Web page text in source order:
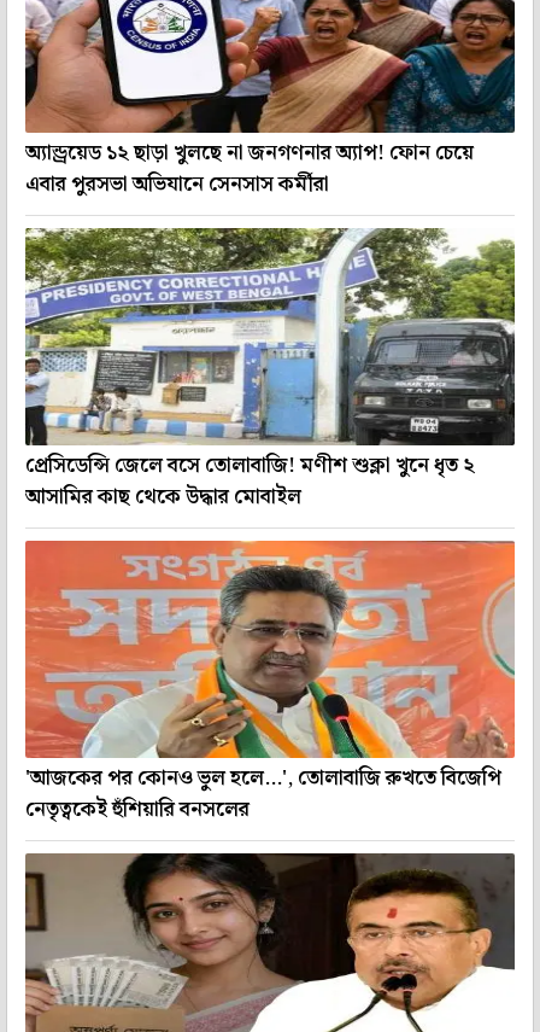
অ্যান্ড্রয়েড ১২ ছাড়া খুলছে না জনগণনার অ্যাপ! ফোন চেয়ে
এবার পুরসভা অভিযানে সেনসাস কর্মীরা
প্রেসিডেন্সি জেলে বসে তোলাবাজি! মণীশ শুক্লা খুনে ধৃত ২
আসামির কাছ থেকে উদ্ধার মোবাইল
'আজকের পর কোনও ভুল হলে...', তোলাবাজি রুখতে বিজেপি
নেতৃত্বকেই হুঁশিয়ারি বনসলের